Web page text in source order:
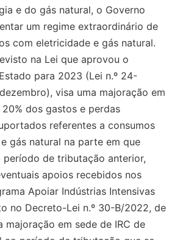
e do gás natural, o Governo
um regime extraordinário de
com eletricidade e gás natural.
na Lei que aprovou o
para 2023 (Lei n.º 24-
visa uma majoração em
20% dos gastos e perdas
referentes a consumos
gás natural na parte em que
período de tributação anterior,
apoios recebidos nos
Apoiar Indústrias Intensivas
no Decreto-Lei n.º 30-B/2022, de
majoração em sede de IRC de